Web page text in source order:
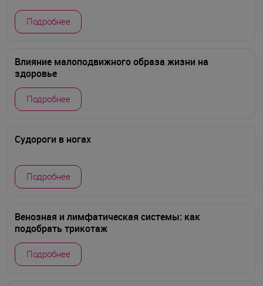
Подробнее
Влияние малоподвижного образа жизни на
здоровье
Подробнее
Судороги в ногах
Подробнее
Венозная и лимфатическая системы: как
подобрать трикотаж
Подробнее